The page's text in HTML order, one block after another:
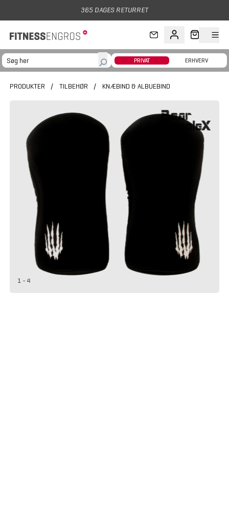
365 DAGES RETURRET
PRIVAT ERHVERV
PRODUKTER / TILBEHØR / KNÆBIND & ALBUEBIND
1 - 4